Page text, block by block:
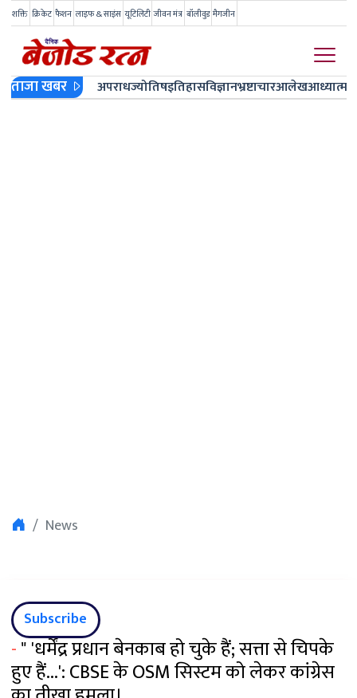
शक्ति क्रिकेट फैशन लाइफ & साइंस यूटिलिटी जीवन मंत्र बॉलीवुड मैगजीन
ताजा खबर अपराधज्योतिषइतिहासविज्ञानभ्रष्टाचारआलेखआध्यात्म
News
Subscribe
-" 'धर्मेंद्र प्रधान बेनकाब हो चुके हैं; सत्ता से चिपके
हुए हैं...': CBSE के OSM सिस्टम को लेकर कांग्रेस